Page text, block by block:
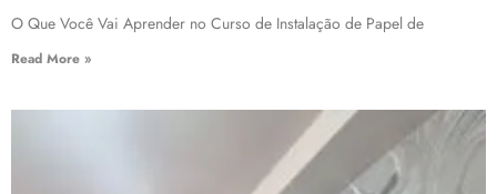
O Que Você Vai Aprender no Curso de Instalação de Papel de
Read More »